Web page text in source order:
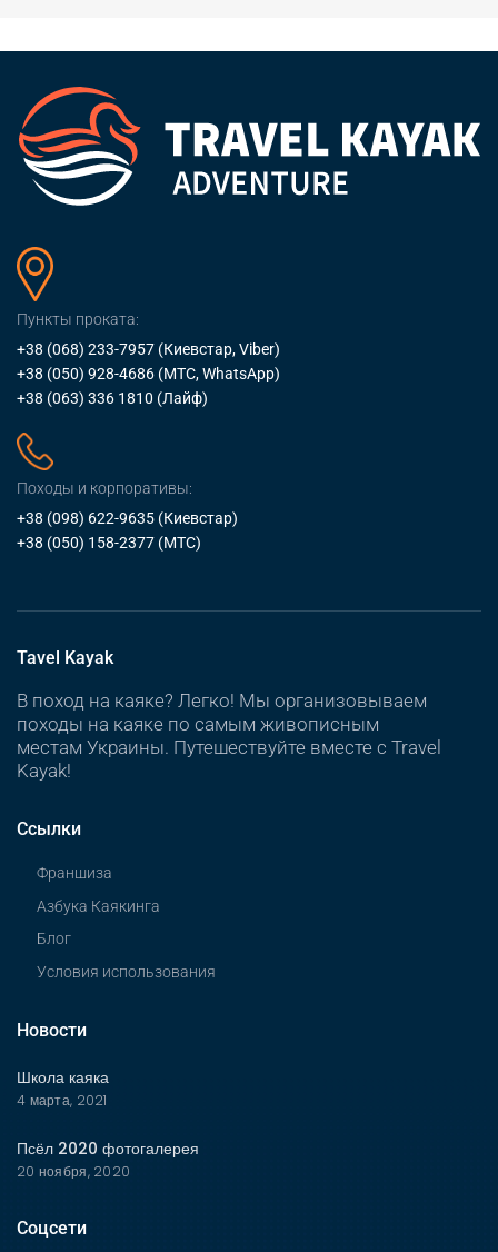
Пункты проката:
+38 (068) 233-7957 (Киевстар, Viber)
+38 (050) 928-4686 (МТС, WhatsApp)
+38 (063) 336 1810 (Лайф)
Походы и корпоративы:
+38 (098) 622-9635 (Киевстар)
+38 (050) 158-2377 (МТС)
Tavel Kayak
В поход на каяке? Легко! Мы организовываем
походы на каяке по самым живописным
местам Украины. Путешествуйте вместе с Travel
Kayak!
Ссылки
Франшиза
Азбука Каякинга
Блог
Условия использования
Новости
Школа каяка
4 марта, 2021
Псёл 2020 фотогалерея
20 ноября, 2020
Соцсети